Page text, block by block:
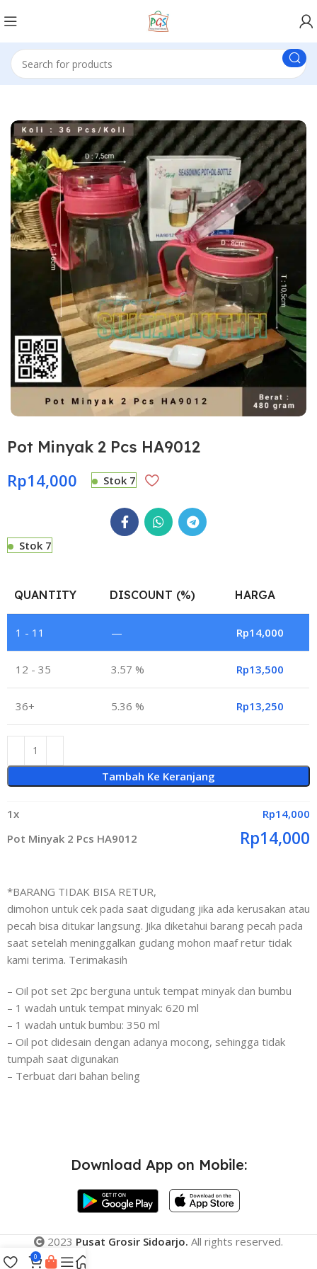
Pot Minyak 2 Pcs HA9012
Rp14,000 Stok 7
Stok 7
QUANTITY DISCOUNT (%) HARGA
1 - 11 — Rp14,000
12 - 35 3.57 % Rp13,500
36+ 5.36 % Rp13,250
Tambah Ke Keranjang
1x Rp14,000
Pot Minyak 2 Pcs HA9012
Rp14,000
*BARANG TIDAK BISA RETUR,
dimohon untuk cek pada saat digudang jika ada kerusakan atau
pecah bisa ditukar langsung. Jika diketahui barang pecah pada
saat setelah meninggalkan gudang mohon maaf retur tidak
kami terima. Terimakasih
– Oil pot set 2pc berguna untuk tempat minyak dan bumbu
– 1 wadah untuk tempat minyak: 620 ml
– 1 wadah untuk bumbu: 350 ml
– Oil pot didesain dengan adanya mocong, sehingga tidak
tumpah saat digunakan
– Terbuat dari bahan beling
Download App on Mobile:
2023 Pusat Grosir Sidoarjo. All rights reserved.
0